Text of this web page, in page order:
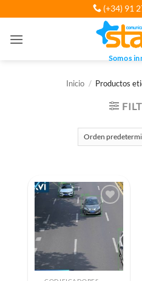
al
(+34) 91
Somos
Inicio / Productos